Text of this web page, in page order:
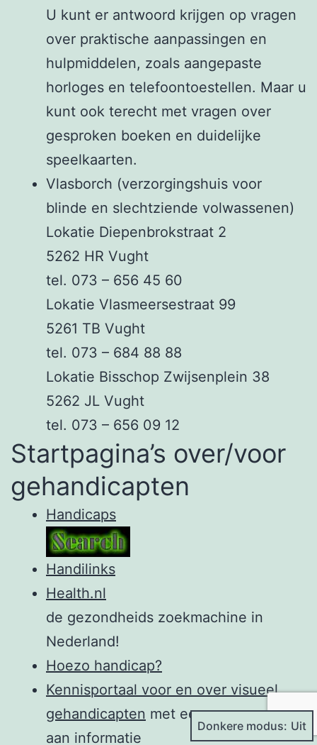
U kunt er antwoord krijgen op vragen
over praktische aanpassingen en
hulpmiddelen, zoals aangepaste
horloges en telefoontoestellen. Maar u
kunt ook terecht met vragen over
gesproken boeken en duidelijke
speelkaarten.
Vlasborch (verzorgingshuis voor
blinde en slechtziende volwassenen)
Lokatie Diepenbrokstraat 2
5262 HR Vught
tel. 073 – 656 45 60
Lokatie Vlasmeersestraat 99
5261 TB Vught
tel. 073 – 684 88 88
Lokatie Bisschop Zwijsenplein 38
5262 JL Vught
tel. 073 – 656 09 12
Startpagina’s over/voor
gehandicapten
Handicaps
Handilinks
Health.nl
de gezondheids zoekmachine in
Nederland!
Hoezo handicap?
Kennisportaal voor en over visueel
gehandicapten met een enorme schat
aan informatie
Donkere modus: